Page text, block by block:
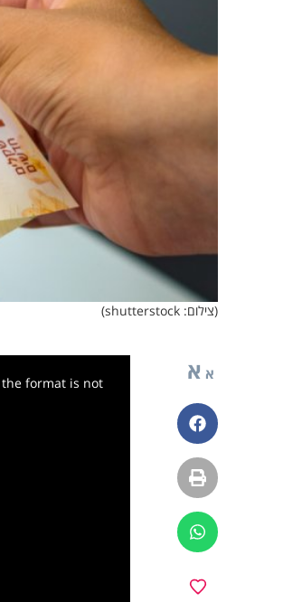
(צילום: shutterstock)
א א
פייסבוק
הדפסה
ווטסאפ
format is not